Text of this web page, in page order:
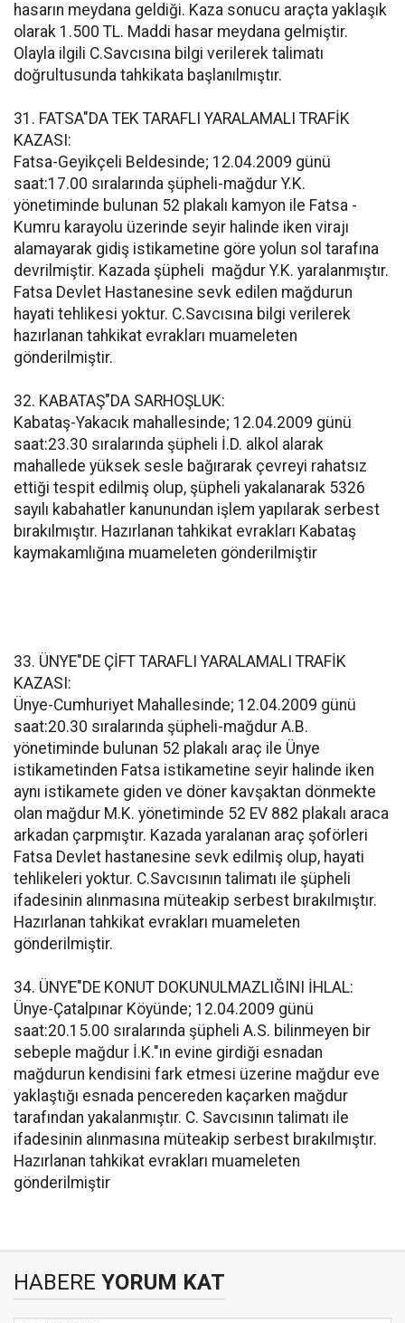
hasarın meydana geldiği. Kaza sonucu araçta yaklaşık
olarak 1.500 TL. Maddi hasar meydana gelmiştir.
Olayla ilgili C.Savcısına bilgi verilerek talimatı
doğrultusunda tahkikata başlanılmıştır.
31. FATSA"DA TEK TARAFLI YARALAMALI TRAFİK
KAZASI:
Fatsa-Geyikçeli Beldesinde; 12.04.2009 günü
saat:17.00 sıralarında şüpheli-mağdur Y.K.
yönetiminde bulunan 52 plakalı kamyon ile Fatsa -
Kumru karayolu üzerinde seyir halinde iken virajı
alamayarak gidiş istikametine göre yolun sol tarafına
devrilmiştir. Kazada şüpheli  mağdur Y.K. yaralanmıştır.
Fatsa Devlet Hastanesine sevk edilen mağdurun
hayati tehlikesi yoktur. C.Savcısına bilgi verilerek
hazırlanan tahkikat evrakları muameleten
gönderilmiştir.
32. KABATAŞ"DA SARHOŞLUK:
Kabataş-Yakacık mahallesinde; 12.04.2009 günü
saat:23.30 sıralarında şüpheli İ.D. alkol alarak
mahallede yüksek sesle bağırarak çevreyi rahatsız
ettiği tespit edilmiş olup, şüpheli yakalanarak 5326
sayılı kabahatler kanunundan işlem yapılarak serbest
bırakılmıştır. Hazırlanan tahkikat evrakları Kabataş
kaymakamlığına muameleten gönderilmiştir
33. ÜNYE"DE ÇİFT TARAFLI YARALAMALI TRAFİK
KAZASI:
Ünye-Cumhuriyet Mahallesinde; 12.04.2009 günü
saat:20.30 sıralarında şüpheli-mağdur A.B.
yönetiminde bulunan 52 plakalı araç ile Ünye
istikametinden Fatsa istikametine seyir halinde iken
aynı istikamete giden ve döner kavşaktan dönmekte
olan mağdur M.K. yönetiminde 52 EV 882 plakalı araca
arkadan çarpmıştır. Kazada yaralanan araç şoförleri
Fatsa Devlet hastanesine sevk edilmiş olup, hayati
tehlikeleri yoktur. C.Savcısının talimatı ile şüpheli
ifadesinin alınmasına müteakip serbest bırakılmıştır.
Hazırlanan tahkikat evrakları muameleten
gönderilmiştir.
34. ÜNYE"DE KONUT DOKUNULMAZLIĞINI İHLAL:
Ünye-Çatalpınar Köyünde; 12.04.2009 günü
saat:20.15.00 sıralarında şüpheli A.S. bilinmeyen bir
sebeple mağdur İ.K."ın evine girdiği esnadan
mağdurun kendisini fark etmesi üzerine mağdur eve
yaklaştığı esnada pencereden kaçarken mağdur
tarafından yakalanmıştır. C. Savcısının talimatı ile
ifadesinin alınmasına müteakip serbest bırakılmıştır.
Hazırlanan tahkikat evrakları muameleten
gönderilmiştir
HABERE YORUM KAT